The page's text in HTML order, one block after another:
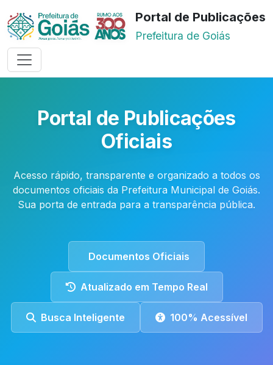
Portal de Publicações
Prefeitura de Goiás
Portal de Publicações
Oficiais
Acesso rápido, transparente e organizado a todos os
documentos oficiais da Prefeitura Municipal de Goiás.
Sua porta de entrada para a transparência pública.
Documentos Oficiais
Atualizado em Tempo Real
Busca Inteligente 100% Acessível